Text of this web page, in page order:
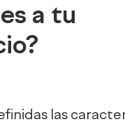
a tu
las